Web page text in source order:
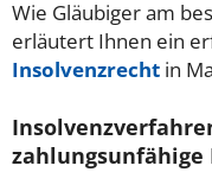
Wie Gläubiger am
erläutert Ihnen ein
Insolvenzrecht in